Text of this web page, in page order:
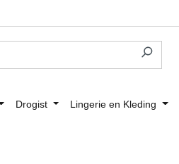
Drogist Lingerie en Kleding